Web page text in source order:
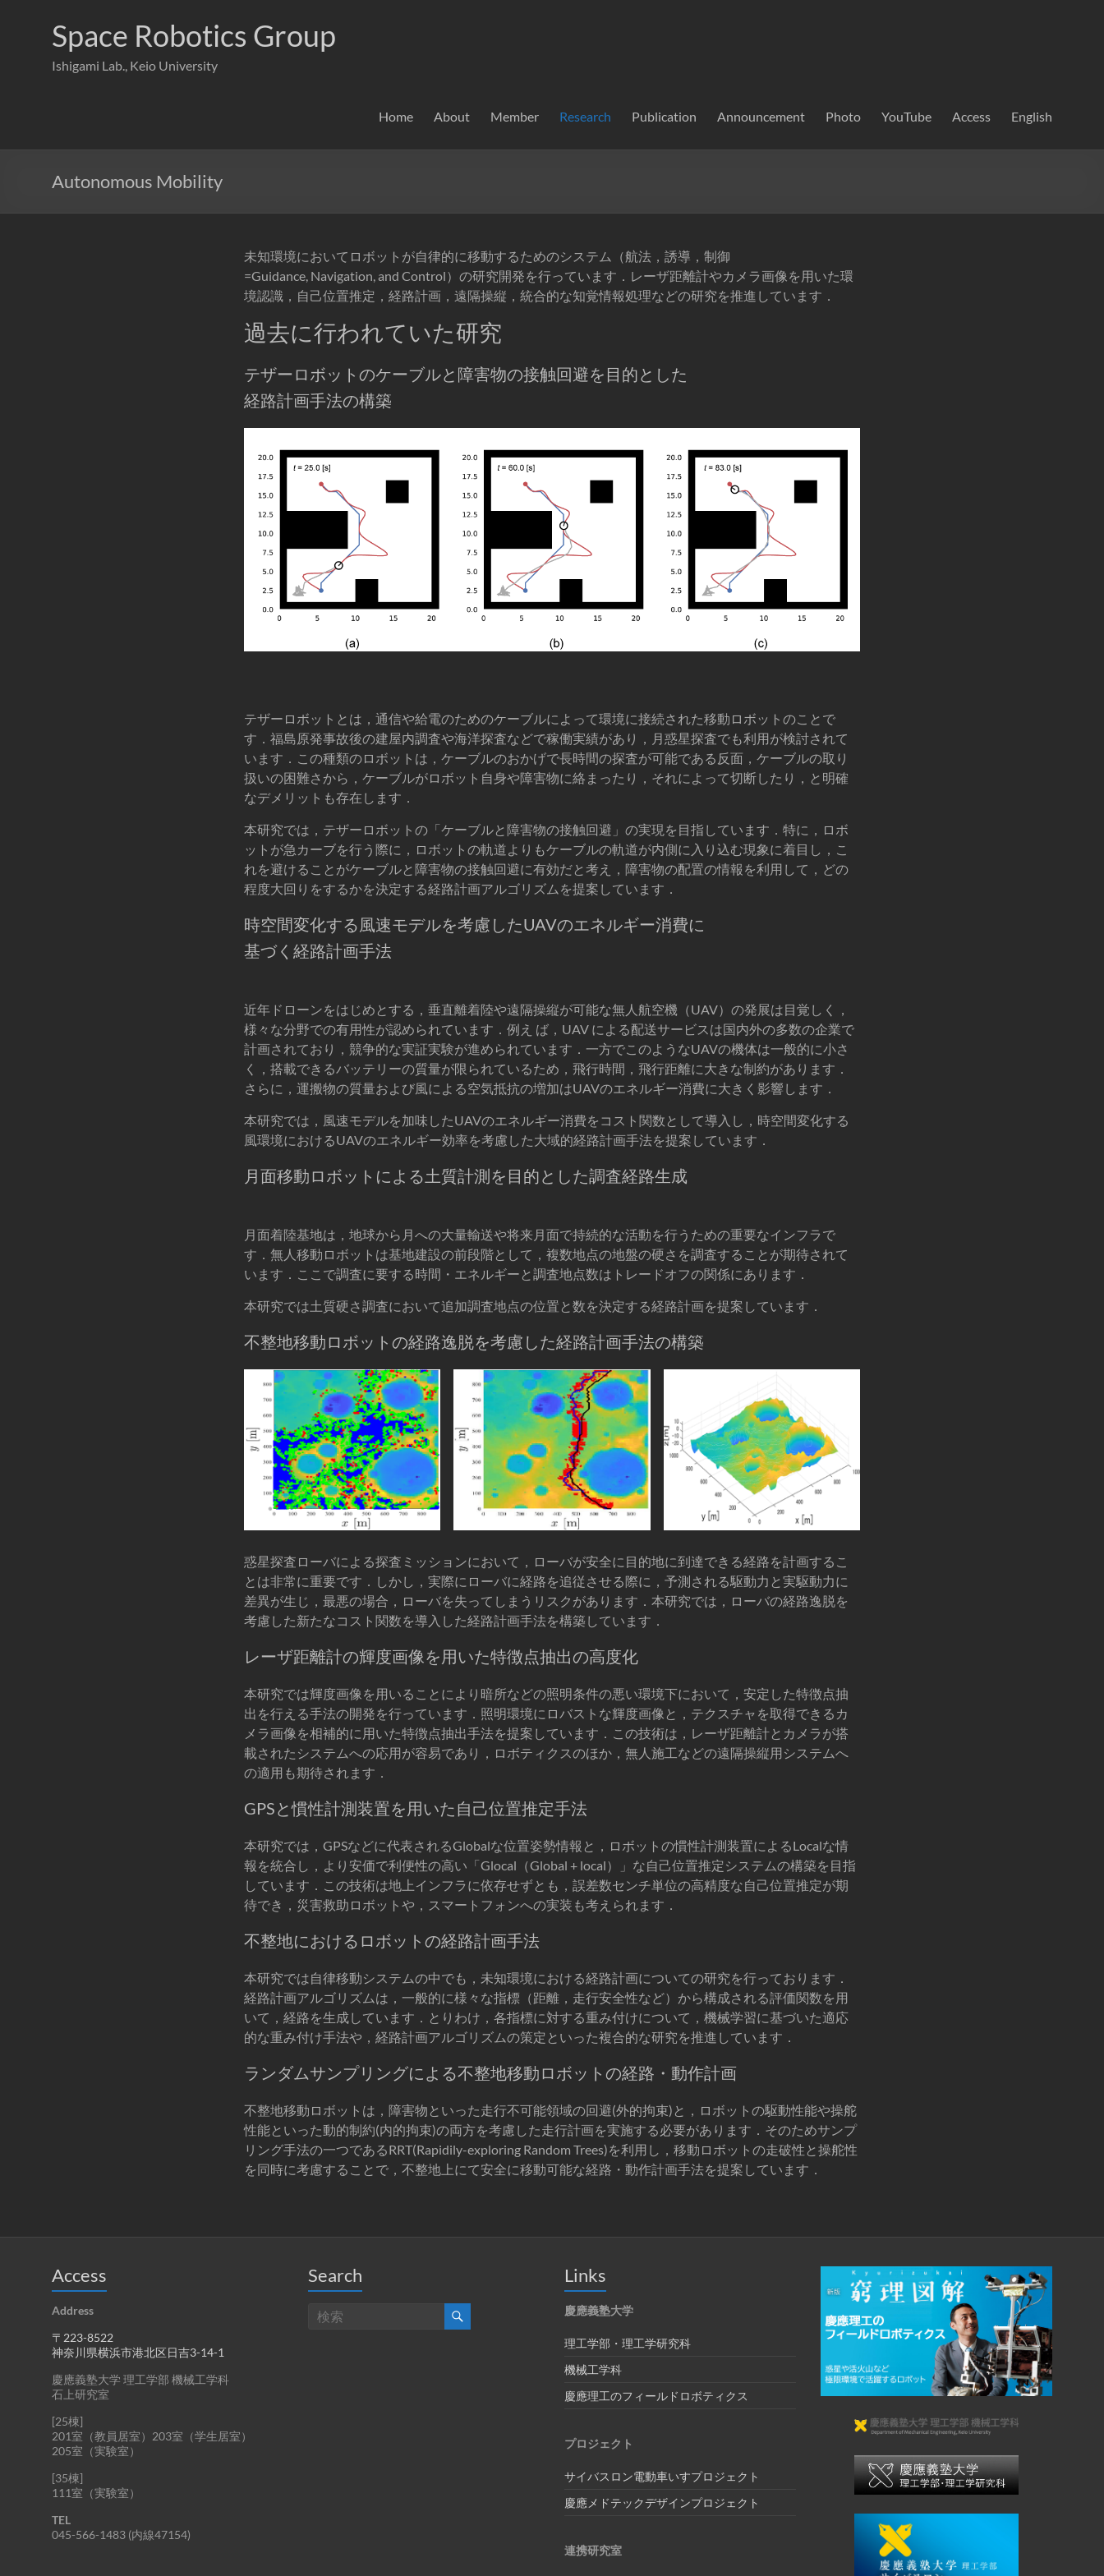
プ
Space Robotics Group
Ishigami Lab., Keio University
Home About Member Research Publication Announcement Photo YouTube Access English
Autonomous Mobility
未知環境においてロボットが自律的に移動するためのシステム（航法，誘導，制御
=Guidance, Navigation, and Control）の研究開発を行っています．レーザ距離計やカメラ画像を用いた環
境認識，自己位置推定，経路計画，遠隔操縦，統合的な知覚情報処理などの研究を推進しています．
過去に行われていた研究
テザーロボットのケーブルと障害物の接触回避を目的とした
経路計画手法の構築
テザーロボットとは，通信や給電のためのケーブルによって環境に接続された移動ロボットのことで
す．福島原発事故後の建屋内調査や海洋探査などで稼働実績があり，月惑星探査でも利用が検討されて
います．この種類のロボットは，ケーブルのおかげで長時間の探査が可能である反面，ケーブルの取り
扱いの困難さから，ケーブルがロボット自身や障害物に絡まったり，それによって切断したり，と明確
なデメリットも存在します．
本研究では，テザーロボットの「ケーブルと障害物の接触回避」の実現を目指しています．特に，ロボ
ットが急カーブを行う際に，ロボットの軌道よりもケーブルの軌道が内側に入り込む現象に着目し，こ
れを避けることがケーブルと障害物の接触回避に有効だと考え，障害物の配置の情報を利用して，どの
程度大回りをするかを決定する経路計画アルゴリズムを提案しています．
時空間変化する風速モデルを考慮したUAVのエネルギー消費に
基づく経路計画手法
近年ドローンをはじめとする，垂直離着陸や遠隔操縦が可能な無人航空機（UAV）の発展は目覚しく，
様々な分野での有用性が認められています．例え ば，UAV による配送サービスは国内外の多数の企業で
計画されており，競争的な実証実験が進められています．一方でこのようなUAVの機体は一般的に小さ
く，搭載できるバッテリーの質量が限られているため，飛行時間，飛行距離に大きな制約があります．
さらに，運搬物の質量および風による空気抵抗の増加はUAVのエネルギー消費に大きく影響します．
本研究では，風速モデルを加味したUAVのエネルギー消費をコスト関数として導入し，時空間変化する
風環境におけるUAVのエネルギー効率を考慮した大域的経路計画手法を提案しています．
月面移動ロボットによる土質計測を目的とした調査経路生成
月面着陸基地は，地球から月への大量輸送や将来月面で持続的な活動を行うための重要なインフラで
す．無人移動ロボットは基地建設の前段階として，複数地点の地盤の硬さを調査することが期待されて
います．ここで調査に要する時間・エネルギーと調査地点数はトレードオフの関係にあります．
本研究では土質硬さ調査において追加調査地点の位置と数を決定する経路計画を提案しています．
不整地移動ロボットの経路逸脱を考慮した経路計画手法の構築
惑星探査ローバによる探査ミッションにおいて，ローバが安全に目的地に到達できる経路を計画するこ
とは非常に重要です．しかし，実際にローバに経路を追従させる際に，予測される駆動力と実駆動力に
差異が生じ，最悪の場合，ローバを失ってしまうリスクがあります．本研究では，ローバの経路逸脱を
考慮した新たなコスト関数を導入した経路計画手法を構築しています．
レーザ距離計の輝度画像を用いた特徴点抽出の高度化
本研究では輝度画像を用いることにより暗所などの照明条件の悪い環境下において，安定した特徴点抽
出を行える手法の開発を行っています．照明環境にロバストな輝度画像と，テクスチャを取得できるカ
メラ画像を相補的に用いた特徴点抽出手法を提案しています．この技術は，レーザ距離計とカメラが搭
載されたシステムへの応用が容易であり，ロボティクスのほか，無人施工などの遠隔操縦用システムへ
の適用も期待されます．
GPSと慣性計測装置を用いた自己位置推定手法
本研究では，GPSなどに代表されるGlobalな位置姿勢情報と，ロボットの慣性計測装置によるLocalな情
報を統合し，より安価で利便性の高い「Glocal（Global + local）」な自己位置推定システムの構築を目指
しています．この技術は地上インフラに依存せずとも，誤差数センチ単位の高精度な自己位置推定が期
待でき，災害救助ロボットや，スマートフォンへの実装も考えられます．
不整地におけるロボットの経路計画手法
本研究では自律移動システムの中でも，未知環境における経路計画についての研究を行っております．
経路計画アルゴリズムは，一般的に様々な指標（距離，走行安全性など）から構成される評価関数を用
いて，経路を生成しています．とりわけ，各指標に対する重み付けについて，機械学習に基づいた適応
的な重み付け手法や，経路計画アルゴリズムの策定といった複合的な研究を推進しています．
ランダムサンプリングによる不整地移動ロボットの経路・動作計画
不整地移動ロボットは，障害物といった走行不可能領域の回避(外的拘束)と，ロボットの駆動性能や操舵
性能といった動的制約(内的拘束)の両方を考慮した走行計画を実施する必要があります．そのためサンプ
リング手法の一つであるRRT(Rapidily-exploring Random Trees)を利用し，移動ロボットの走破性と操舵性
を同時に考慮することで，不整地上にて安全に移動可能な経路・動作計画手法を提案しています．
Access
Address
〒223-8522
神奈川県横浜市港北区日吉3-14-1
慶應義塾大学 理工学部 機械工学科
石上研究室
[25棟]
201室（教員居室）203室（学生居室）
205室（実験室）
[35棟]
111室（実験室）
TEL
045-566-1483 (内線47154)
Search Links
慶應義塾大学
理工学部・理工学研究科
機械工学科
慶應理工のフィールドロボティクス
プロジェクト
サイバスロン電動車いすプロジェクト
慶應メドテックデザインプロジェクト
連携研究室